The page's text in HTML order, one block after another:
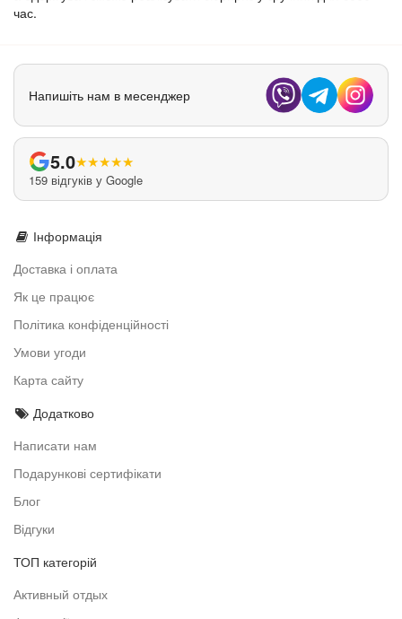
час.
Напишіть нам в месенджер
5.0★★★★★
159 відгуків у Google
Інформація
Доставка і оплата
Як це працює
Політика конфіденційності
Умови угоди
Карта сайту
Додатково
Написати нам
Подарункові сертифікати
Блог
Відгуки
ТОП категорій
Активный отдых